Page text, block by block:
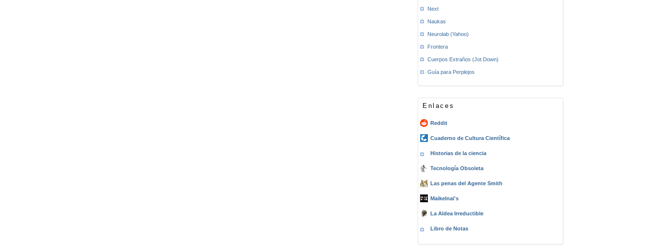
Next
Naukas
Neurolab (Yahoo)
Frontera
Cuerpos Extraños (Jot Down)
Guía para Perplejos
Enlaces
Reddit
Cuaderno de Cultura Científica
Historias de la ciencia
Tecnología Obsoleta
Las penas del Agente Smith
Maikelnai's
La Aldea Irreductible
Libro de Notas